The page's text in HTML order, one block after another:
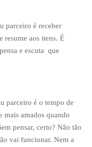
parceiro é receber
resume aos itens. É
e escuta que
parceiro é o tempo de
mais amados quando
pensar, certo? Não tão
vai funcionar. Nem a